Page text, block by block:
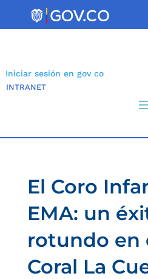
Iniciar sesión en gov co
INTRANET
El Coro
EMA: un
rotundo en
Coral La